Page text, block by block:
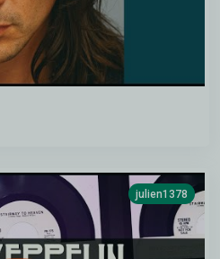
julien1378